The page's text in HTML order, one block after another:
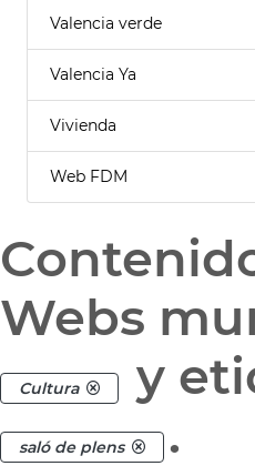
Valencia verde
Valencia Ya
Vivienda
Web FDM
Webs
Cultura y
saló de plens .